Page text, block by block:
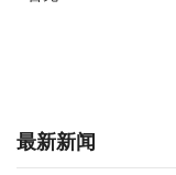
最新新闻